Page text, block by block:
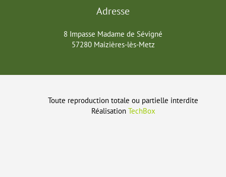
Adresse
8 Impasse Madame de Sévigné
57280 Maizières-lès-Metz
Toute reproduction totale ou partielle interdite
Réalisation TechBox